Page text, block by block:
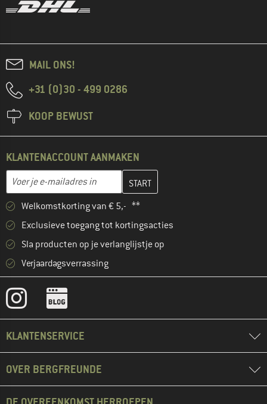
MAIL ONS!
+31 (0)30 - 499 0286
KOOP BEWUST
KLANTENACCOUNT AANMAKEN
E-mailadres
Vul je e-mailadres hier in en maak in de volgende stap je
Welkomstkorting van € 5,- **
Exclusieve toegang tot kortingsacties
Sla producten op je verlanglijstje op
Verjaardagsverrassing
KLANTENSERVICE
OVER BERGFREUNDE